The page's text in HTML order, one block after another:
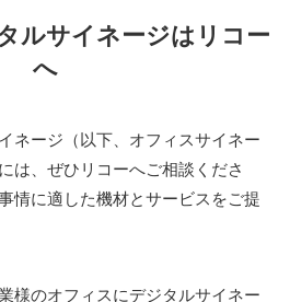
ルサイネージはリコー
へ
ネージ（以下、オフィスサイネー
は、ぜひリコーへご相談くださ
情に適した機材とサービスをご提
様のオフィスにデジタルサイネー